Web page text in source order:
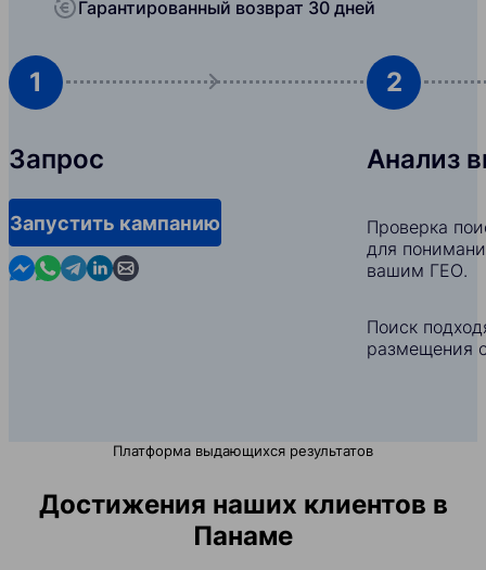
Гарантированный возврат 30 дней
1
Запрос
Запустить кампанию
Contact us in Messenger
Contact us in WhatsApp
Contact us in Telegram
Contact us in Linkedin
Contact us by email
2
Анализ
Проверка
для
вашим ГЕО.
Поиск
размещения
Платформа выдающихся результатов
Достижения наших клиентов в
Панаме